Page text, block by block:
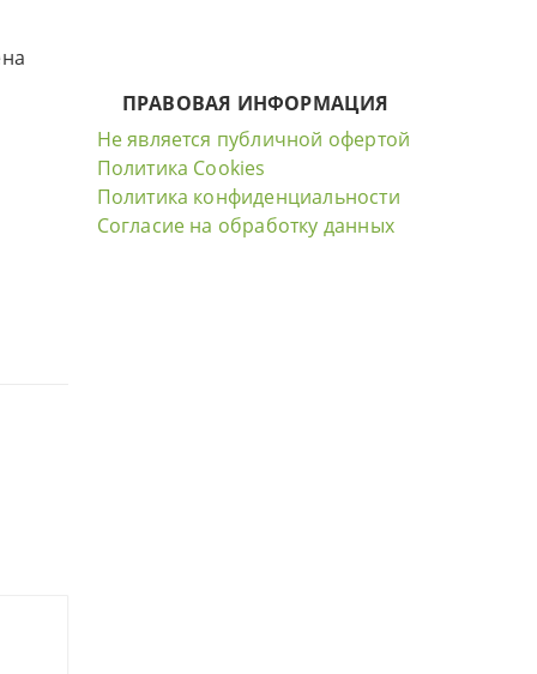
ПРАВОВАЯ ИНФОРМАЦИЯ
Не является публичной офертой
Политика Cookies
Политика конфиденциальности
Согласие на обработку данных